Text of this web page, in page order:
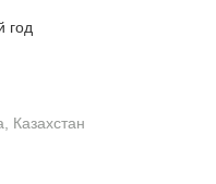
год
Казахстан